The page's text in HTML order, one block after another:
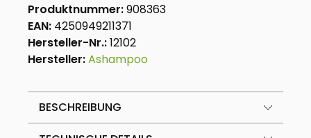
Produktnummer:908363
EAN: 4250949211371
Hersteller-Nr.:12102
Hersteller:Ashampoo
BESCHREIBUNG